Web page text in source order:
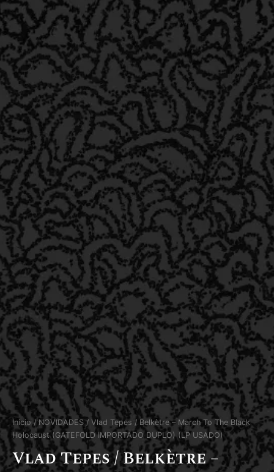
Início /NOVIDADES / Vlad Tepes / Belkètre – March To The Black
Holocaust (GATEFOLD IMPORTADO DUPLO) (LP USADO)
Vlad Tepes / Belkètre –